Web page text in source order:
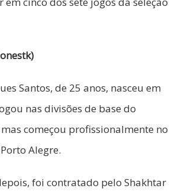
Santos, de 25 anos, nasceu em
nas divisões de base do
começou profissionalmente no
Alegre.
foi contratado pelo Shakhtar